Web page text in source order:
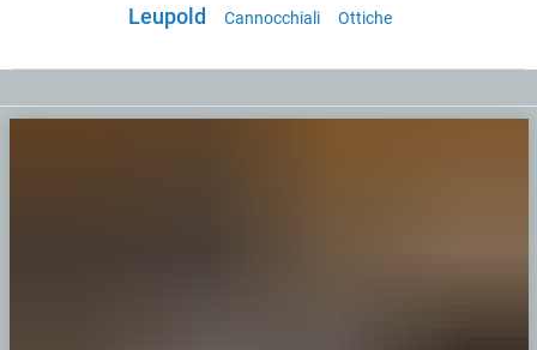
Leupold Cannocchiali Ottiche